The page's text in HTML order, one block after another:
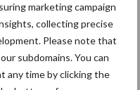
marketing campaign
collecting precise
Please note that
subdomains. You can
any time by clicking the
voor sojaschroot en
inschatting van de